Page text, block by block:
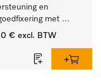
en
met
Ø 6, lengte
€ excl. BTW